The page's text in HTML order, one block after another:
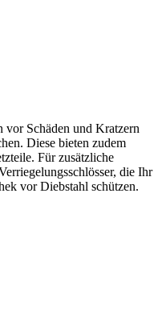
vor Schäden und Kratzern
Diese bieten zudem
Für zusätzliche
die Ihr
vor Diebstahl schützen.